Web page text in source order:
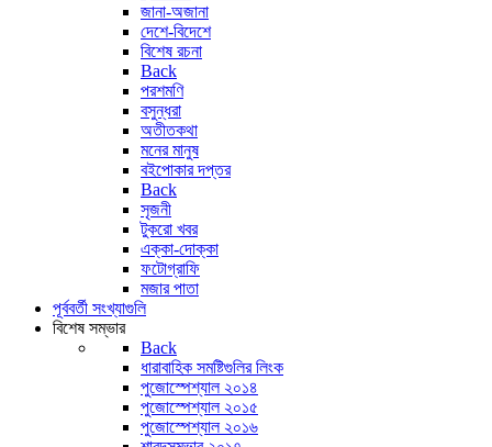
জানা-অজানা
দেশে-বিদেশে
বিশেষ রচনা
Back
পরশমণি
বসুন্ধরা
অতীতকথা
মনের মানুষ
বইপোকার দপ্তর
Back
সৃজনী
টুকরো খবর
এক্কা-দোক্কা
ফটোগ্রাফি
মজার পাতা
পূর্ববর্তী সংখ্যাগুলি
বিশেষ সম্ভার
Back
ধারাবাহিক সমষ্টিগুলির লিংক
পুজোস্পেশ্যাল ২০১৪
পুজোস্পেশ্যাল ২০১৫
পুজোস্পেশ্যাল ২০১৬